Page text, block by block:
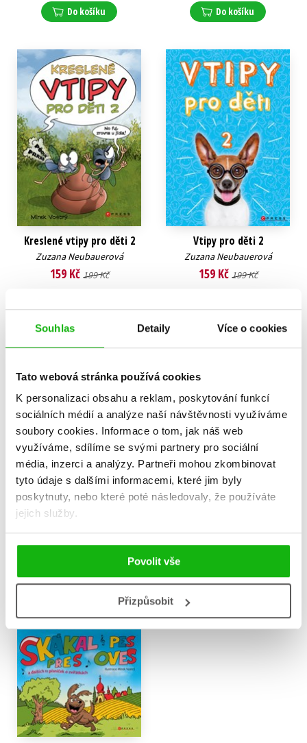
Souhlas Detaily Více o cookies
Tato webová stránka používá cookies
K personalizaci obsahu a reklam, poskytování funkcí
sociálních médií a analýze naší návštěvnosti využíváme
soubory cookies. Informace o tom, jak náš web
využíváme, sdílíme se svými partnery pro sociální
média, inzerci a analýzy. Partneři mohou zkombinovat
tyto údaje s dalšími informacemi, které jim byly
poskytnuty, nebo které poté následovaly, že používáte
jejich služby.
Povolit vše
Přizpůsobit
Do košíku Do košíku
Kreslené vtipy pro děti 2
Zuzana Neubauerová
159 Kč 199 Kč
Vtipy pro děti 2
Zuzana Neubauerová
159 Kč 199 Kč
Kreslené vtipy pro děti
Zuzana Neubauerová
Kreslené vtipy pro děti 2
Zuzana Neubauerová